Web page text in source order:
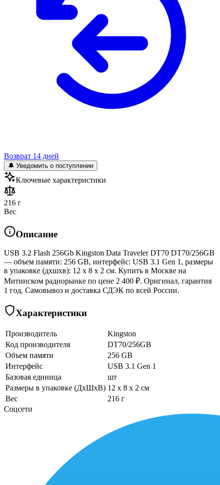
Возврат 14 дней
🔔 Уведомить о поступлении
Ключевые характеристики
216 г
Вес
Описание
USB 3.2 Flash 256Gb Kingston Data Traveler DT70 DT70/256GB
— объем памяти: 256 GB, интерфейс: USB 3.1 Gen 1, размеры
в упаковке (дхшхв): 12 x 8 x 2 см. Купить в Москве на
Митинском радиорынке по цене 2 400 ₽. Оригинал, гарантия
1 год. Самовывоз и доставка СДЭК по всей России.
Характеристики
Производитель
Kingston
Код производителя
DT70/256GB
Объем памяти
256 GB
Интерфейс
USB 3.1 Gen 1
Базовая единица
шт
Размеры в упаковке (ДхШхВ) 12 x 8 x 2 см
Вес
216 г
Соцсети